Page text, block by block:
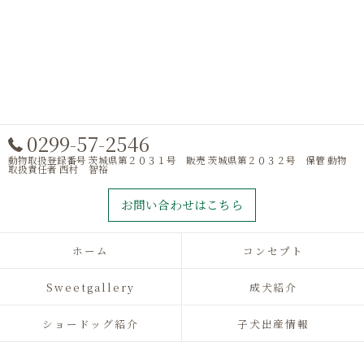
0299-57-2546
動物取扱登録番号 茨城県第２０３１号 販売 茨城県第２０３２号 保管 動物
取扱責任者 西村 智裕
お問い合わせはこちら
ホーム コンセプト
Sweetgallery 成犬紹介
ショードッグ紹介 子犬出産情報